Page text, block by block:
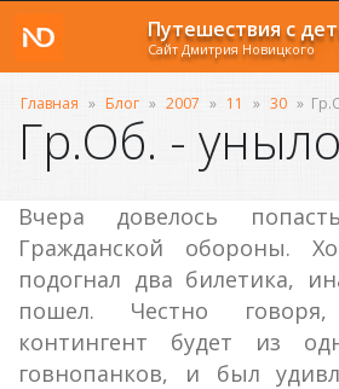
Путешествия с
Сайт Дмитрия Новицкого
Главная » Блог » 2007 » 11 » 30 »
Гр.Об. -
Вчера довелось
Гражданской обороны.
подогнал два билетика,
пошел. Честно
контингент будет из
говнопанков, и был